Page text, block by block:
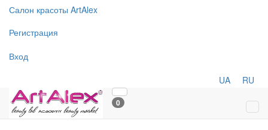
Салон красоты ArtAlex
Регистрация
Вход
UA RU
0